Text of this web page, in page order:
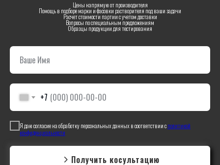
Цены напрямую от производителя
Помощь в подборе марки и фасовки растворителя под ваши задачи
Расчет стоимости партии с учетом доставки
Вопросы по специальным предложениям
Образцы продукции для тестирования
+7
Я даю согласие на обработку персональных данных в соответствии сполитикой
конфиденциальности
Получить косультацию